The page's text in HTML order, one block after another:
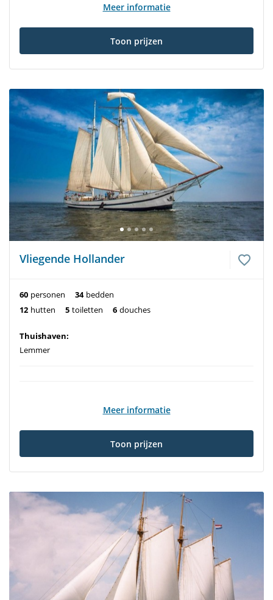
Meer informatie
Toon prijzen
Vliegende Hollander
60 personen 34 bedden
12 hutten 5 toiletten 6 douches
Thuishaven:
Lemmer
Meer informatie
Toon prijzen